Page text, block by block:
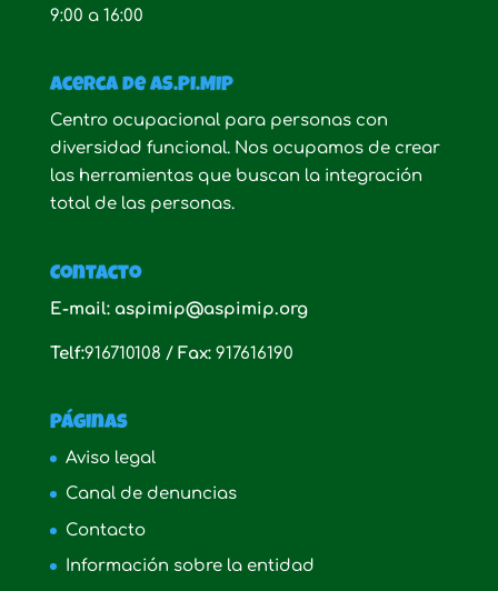
9:00 a 16:00
Acerca de AS.PI.MIP
Centro ocupacional para personas con
diversidad funcional. Nos ocupamos de crear
las herramientas que buscan la integración
total de las personas.
Contacto
E-mail: aspimip@aspimip.org
Telf:916710108 /Fax:917616190
Páginas
Aviso legal
Canal de denuncias
Contacto
Información sobre la entidad